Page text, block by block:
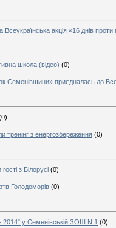
акція «16 днів
школа (відео) (0)
Семенівщини» приєдналась до
тренінг з енергозбереження (0)
з Білорусі (0)
Голодоморів (0)
2014" у Семенівській ЗОШ N 1 (0)